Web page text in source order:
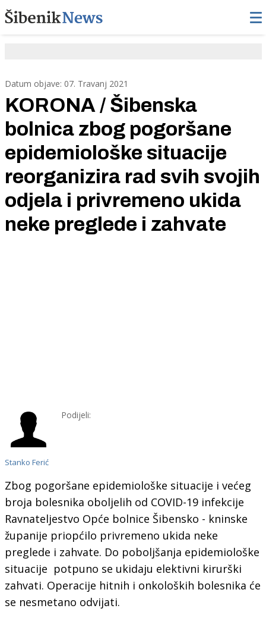
Datum objave: 07. Travanj 2021
KORONA / Šibenska
bolnica zbog pogoršane
epidemiološke situacije
reorganizira rad svih svojih
odjela i privremeno ukida
neke preglede i zahvate
Stanko Ferić
Podijeli:
Zbog pogoršane epidemiološke situacije i većeg
broja bolesnika oboljelih od COVID-19 infekcije
Ravnateljestvo Opće bolnice Šibensko - kninske
županije priopćilo privremeno ukida neke
preglede i zahvate. Do poboljšanja epidemiološke
situacije potpuno se ukidaju elektivni kirurški
zahvati. Operacije hitnih i onkoloških bolesnika će
se nesmetano odvijati.